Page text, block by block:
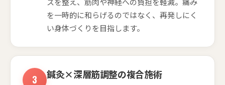
を一時的に和らげるのではなく、再発しにく
い身体づくりを目指します。
鍼灸×深層筋調整の複合施術